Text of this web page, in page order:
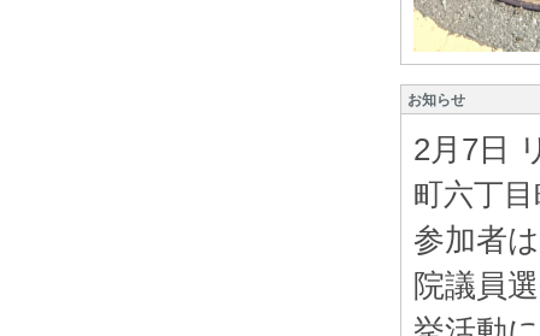
お知らせ
2月7日
町六丁
参加者
院議員